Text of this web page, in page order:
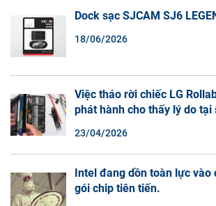
Dock sạc SJCAM SJ6
18/06/2026
Việc tháo rời chiếc LG
phát hành cho thấy lý do
23/04/2026
Intel đang dồn toàn lực vào
gói chip tiên tiến.